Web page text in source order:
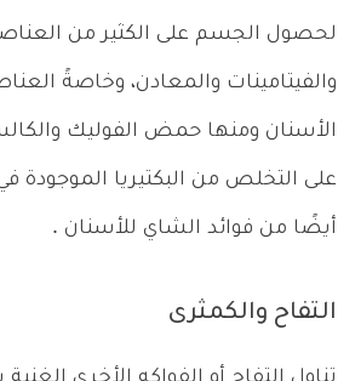
لحصول الجسم على الكثير من
والفيتامينات والمعادن، وخاصةً
الأسنان ومنها حمض الفوليك
على التخلص من البكتيريا الموجودة
أيضًا من فوائد الشاي للأسنان .
التفاح والكمثرى